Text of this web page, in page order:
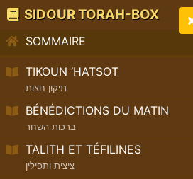
SIDOUR TORAH-BOX
SOMMAIRE
TIKOUN ‘HATSOT
תיקון חצות
BÉNÉDICTIONS DU MATIN
ברכות השחר
TALITH ET TÉFILINES
ציצית ותפילין